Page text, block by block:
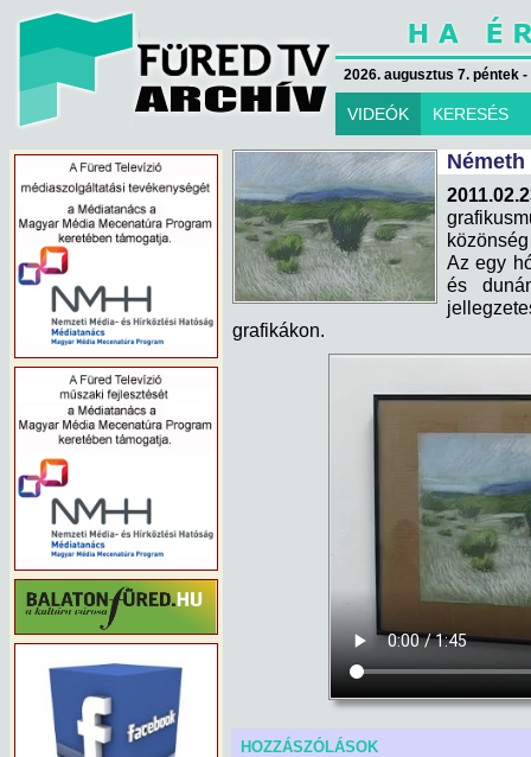
2026. augusztus 7. péntek
VIDEÓK KERESÉS
Az egy
és
grafikákon.
HOZZÁSZÓLÁSOK